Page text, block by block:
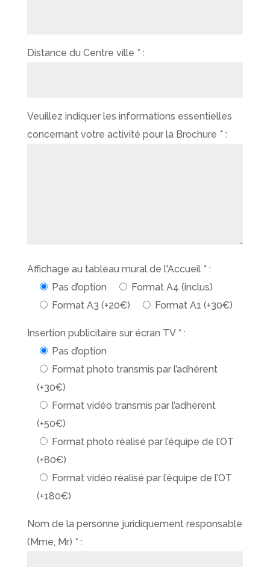
Distance du Centre ville * :
Veuillez indiquer les informations essentielles
concernant votre activité pour la Brochure * :
Affichage au tableau mural de l'Accueil * :
Pas d’option
Format A4 (inclus)
Format A3 (+20€)
Format A1 (+30€)
Insertion publicitaire sur écran TV * :
Pas d’option
Format photo transmis par l’adhérent
(+30€)
Format vidéo transmis par l’adhérent
(+50€)
Format photo réalisé par l’équipe de l’OT
(+80€)
Format vidéo réalisé par l’équipe de l’OT
(+180€)
Nom de la personne juridiquement responsable
(Mme, Mr) * :